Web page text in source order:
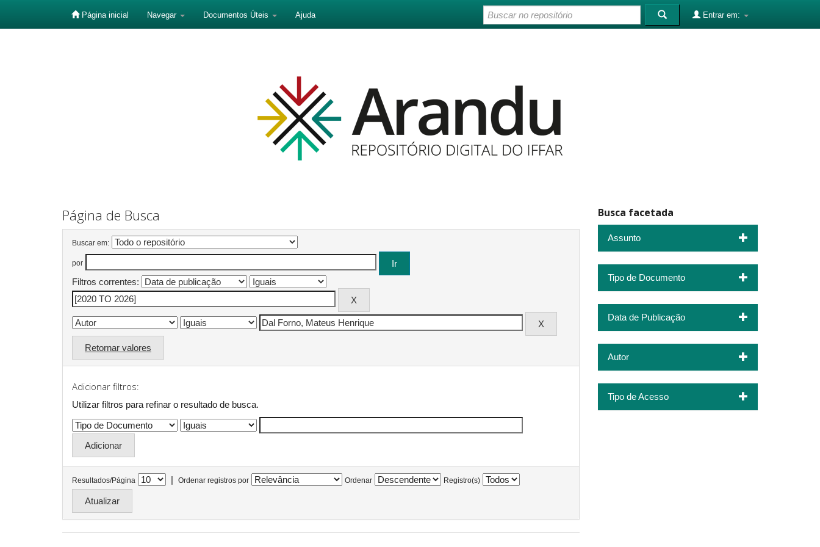
Página inicial Navegar Documentos Úteis Ajuda Entrar em:
Página de Busca
Buscar em:
por
Filtros correntes:
Retornar valores
Adicionar filtros:
Utilizar filtros para refinar o resultado de busca.
Resultados/Página | Ordenar registros por Ordenar Registro(s)
Busca facetada
Assunto
Tipo de Documento
Data de Publicação
Autor
Tipo de Acesso